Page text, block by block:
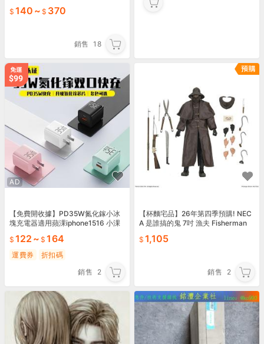
140 ~ 370
銷售 18
AD
【免費開收據】PD35W氮化鎵小冰
塊充電器適用蘋淉iphone1516 小淉
122 ~ 164
運費券
折扣碼
銷售
2
【杯麵宅品】26年第四季預購! NEC
A 是誰搞的鬼 7吋 漁夫 Fisherman
1,105
銷售 2